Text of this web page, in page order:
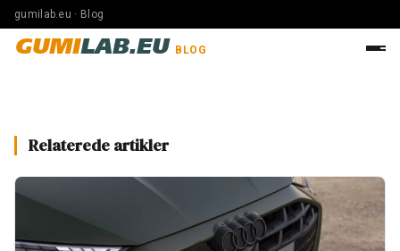
gumilab.eu · Blog
GUMILAB.EU BLOG
Relaterede artikler